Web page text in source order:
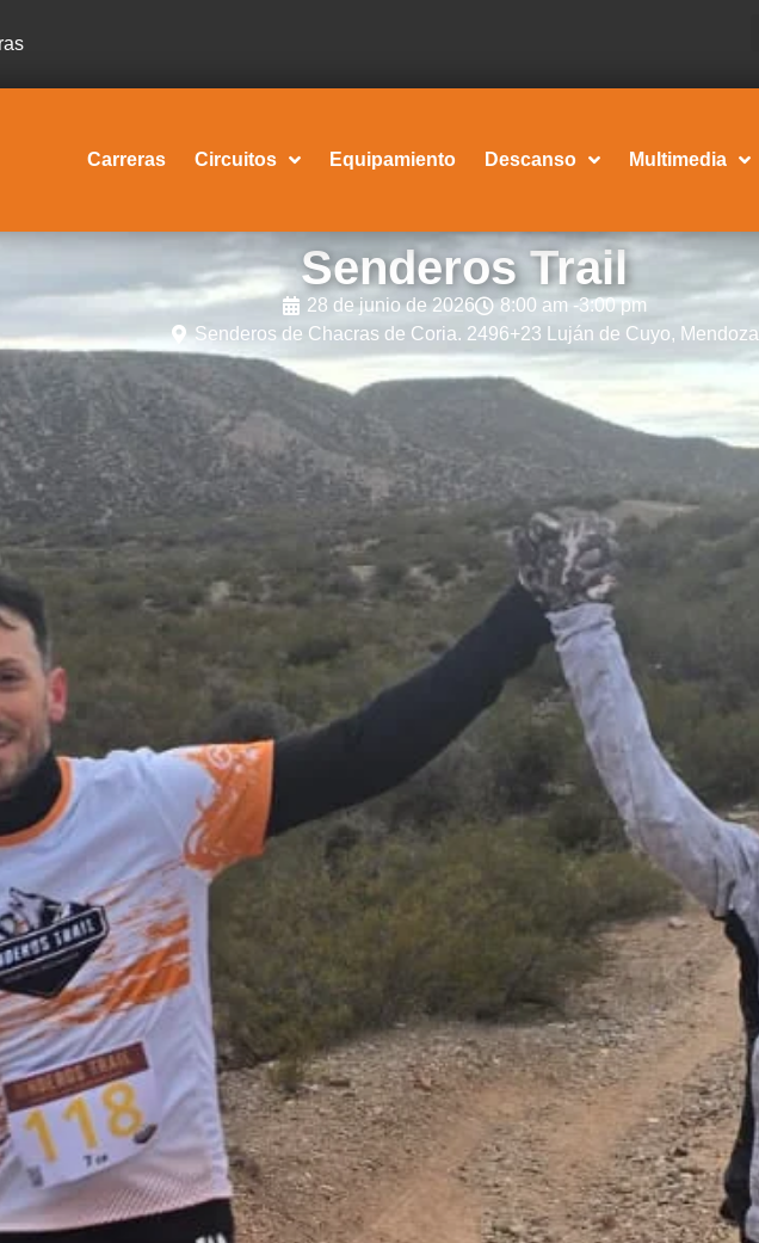
Carreras Circuitos Equipamiento Descanso Multimedia
Senderos Trail
28 de junio de 2026 8:00 am -3:00 pm
Senderos de Chacras de Coria. 2496+23 Luján de Cuyo, Mendoza